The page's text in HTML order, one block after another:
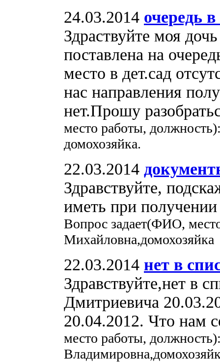
24.03.2014 очередь
Здраствуйте моя
поставлена на
место в дет.сад
нас направления
нет.Прошу
место работы,
домохозяйка.
22.03.2014
Здравствуйте,
иметь при
Вопрос задает(ФИО,
Михайловна,домохозяйка
22.03.2014 нет в
Здравствуйте,нет в
Дмитриевича
20.04.2012. Что нам
место работы,